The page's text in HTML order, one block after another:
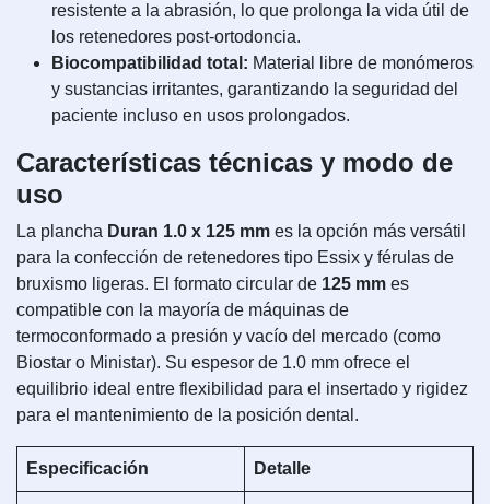
resistente a la abrasión, lo que prolonga la vida útil de
los retenedores post-ortodoncia.
Biocompatibilidad total: Material libre de monómeros
y sustancias irritantes, garantizando la seguridad del
paciente incluso en usos prolongados.
Características técnicas y modo de
uso
La plancha Duran 1.0 x 125 mm es la opción más versátil
para la confección de retenedores tipo Essix y férulas de
bruxismo ligeras. El formato circular de 125 mm es
compatible con la mayoría de máquinas de
termoconformado a presión y vacío del mercado (como
Biostar o Ministar). Su espesor de 1.0 mm ofrece el
equilibrio ideal entre flexibilidad para el insertado y rigidez
para el mantenimiento de la posición dental.
Especificación Detalle